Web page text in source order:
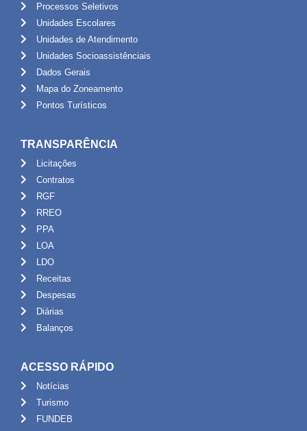
Processos Seletivos
Unidades Escolares
Unidades de Atendimento
Unidades Socioassistênciais
Dados Gerais
Mapa do Zoneamento
Pontos Turísticos
TRANSPARÊNCIA
Licitações
Contratos
RGF
RREO
PPA
LOA
LDO
Receitas
Despesas
Diárias
Balanços
ACESSO RÁPIDO
Notícias
Turismo
FUNDEB